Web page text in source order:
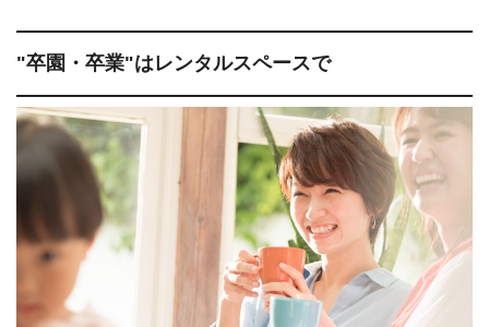
"卒園・卒業"はレンタルスペースで